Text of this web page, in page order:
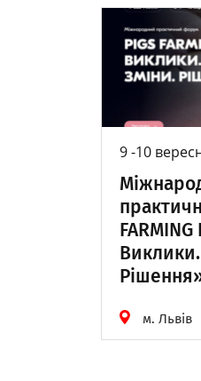
9 -10
FARMING
м. Львів